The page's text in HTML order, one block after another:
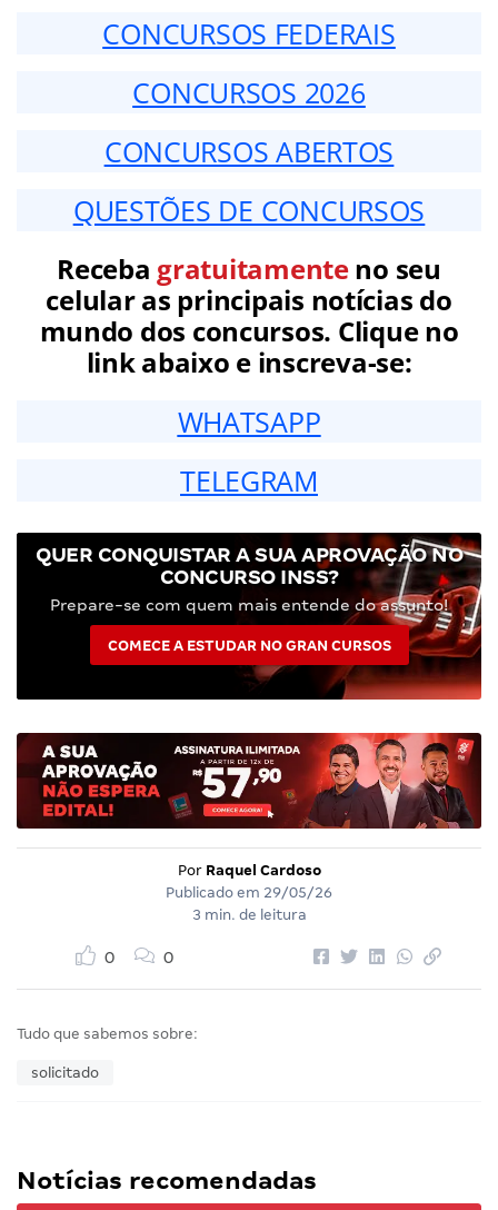
CONCURSOS FEDERAIS
CONCURSOS 2026
CONCURSOS ABERTOS
QUESTÕES DE CONCURSOS
Receba gratuitamenteno seu
celular as principais notícias do
mundo dos concursos. Clique no
link abaixo e inscreva-se:
WHATSAPP
TELEGRAM
QUER CONQUISTAR A SUA APROVAÇÃO NO
CONCURSO INSS?
Prepare-se com quem mais entende do assunto!
COMECE A ESTUDAR NO GRAN CURSOS
Por Raquel Cardoso
Publicado em 29/05/26
3 min. de leitura
0 0
Tudo que sabemos sobre:
solicitado
Notícias recomendadas